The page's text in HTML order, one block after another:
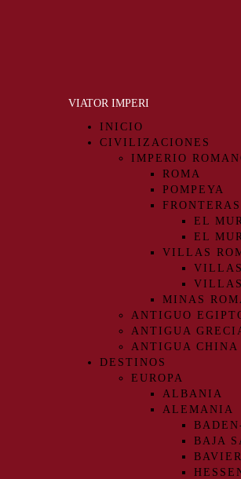
VIATOR IMPERI
INICIO
CIVILIZACIONES
IMPERIO
ROMA
POMPEYA
EL
EL
VILLAS
MINAS
ANTIGUO
ANTIGUA
ANTIGUA CHINA
DESTINOS
EUROPA
ALBANIA
ALEMANIA
BAJA